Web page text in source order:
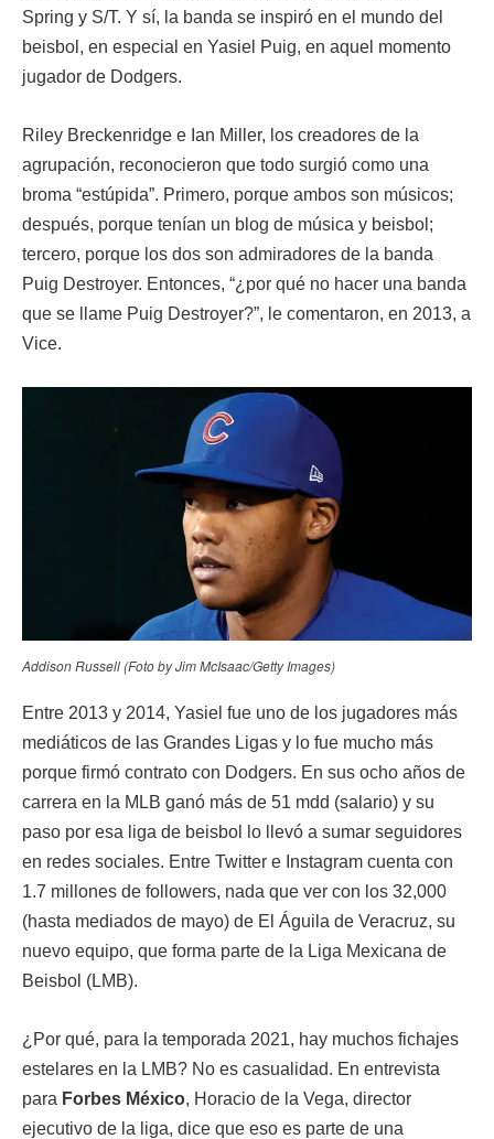
Spring y S/T. Y sí, la banda se inspiró en el mundo del
beisbol, en especial en Yasiel Puig, en aquel momento
jugador de Dodgers.
Riley Breckenridge e Ian Miller, los creadores de la
agrupación, reconocieron que todo surgió como una
broma “estúpida”. Primero, porque ambos son músicos;
después, porque tenían un blog de música y beisbol;
tercero, porque los dos son admiradores de la banda
Puig Destroyer. Entonces, “¿por qué no hacer una banda
que se llame Puig Destroyer?”, le comentaron, en 2013, a
Vice.
Addison Russell (Foto by Jim McIsaac/Getty Images)
Entre 2013 y 2014, Yasiel fue uno de los jugadores más
mediáticos de las Grandes Ligas y lo fue mucho más
porque firmó contrato con Dodgers. En sus ocho años de
carrera en la MLB ganó más de 51 mdd (salario) y su
paso por esa liga de beisbol lo llevó a sumar seguidores
en redes sociales. Entre Twitter e Instagram cuenta con
1.7 millones de followers, nada que ver con los 32,000
(hasta mediados de mayo) de El Águila de Veracruz, su
nuevo equipo, que forma parte de la Liga Mexicana de
Beisbol (LMB).
¿Por qué, para la temporada 2021, hay muchos fichajes
estelares en la LMB? No es casualidad. En entrevista
para Forbes México, Horacio de la Vega, director
ejecutivo de la liga, dice que eso es parte de una